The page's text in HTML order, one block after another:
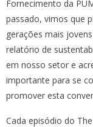
Fornecimento da
passado, vimos que
gerações mais
relatório de
em nosso setor e
importante para se
promover esta
Cada episódio do